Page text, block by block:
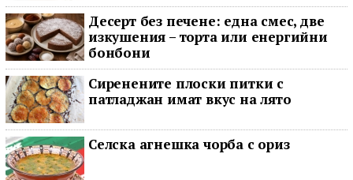
Десерт без печене: една смес, две
изкушения – торта или енергийни
бонбони
Сиренените плоски питки с
патладжан имат вкус на лято
Селска агнешка чорба с ориз